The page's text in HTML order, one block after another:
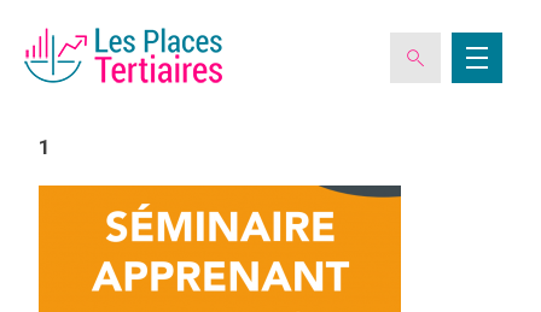
ESPACE ADHÉRENT
L’ASSOCIATION
1